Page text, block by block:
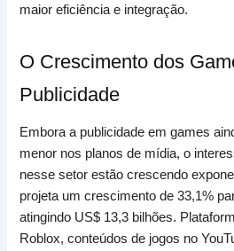
maior eficiência e integração.
O Crescimento dos
Publicidade
Embora a publicidade em games
menor nos planos de mídia, o
nesse setor estão crescendo
projeta um crescimento de 33,1%
atingindo US$ 13,3 bilhões.
Roblox, conteúdos de jogos no